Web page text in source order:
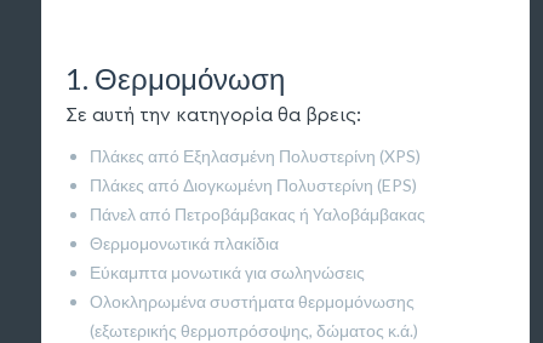
1. Θερμομόνωση
Σε αυτή την κατηγορία θα βρεις:
Πλάκες από Εξηλασμένη Πολυστερίνη (XPS)
Πλάκες από Διογκωμένη Πολυστερίνη (EPS)
Πάνελ από Πετροβάμβακας ή Υαλοβάμβακας
Θερμομονωτικά πλακίδια
Εύκαμπτα μονωτικά για σωληνώσεις
Ολοκληρωμένα συστήματα θερμομόνωσης
(εξωτερικής θερμοπρόσοψης, δώματος κ.ά.)